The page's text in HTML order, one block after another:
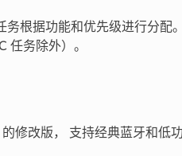
务根据功能和优先级进行分配
任务除外）。
修改版， 支持经典蓝牙和低